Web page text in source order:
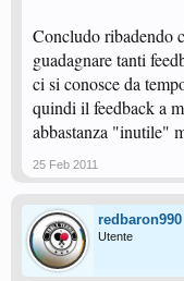
Concludo ribadendo
guadagnare tanti
ci si conosce da
quindi il feedback a
abbastanza "inutile"
25 Feb 2011
redbaron990
Utente